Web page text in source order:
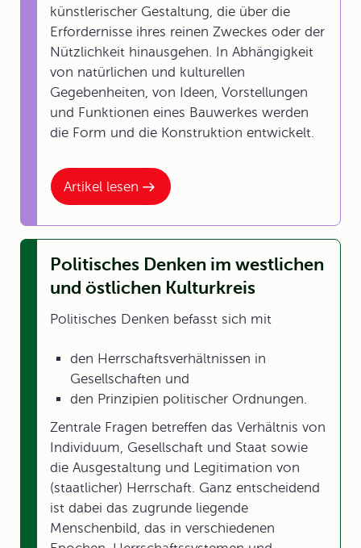
Artikel lesen
künstlerischer Gestaltung, die über die
Erfordernisse ihres reinen Zweckes oder der
Nützlichkeit hinausgehen. In Abhängigkeit
von natürlichen und kulturellen
Gegebenheiten, von Ideen, Vorstellungen
und Funktionen eines Bauwerkes werden
die Form und die Konstruktion entwickelt.
Politisches Denken im westlichen
und östlichen Kulturkreis
Politisches Denken befasst sich mit
den Herrschaftsverhältnissen in
Gesellschaften und
den Prinzipien politischer Ordnungen.
Zentrale Fragen betreffen das Verhältnis von
Individuum, Gesellschaft und Staat sowie
die Ausgestaltung und Legitimation von
(staatlicher) Herrschaft. Ganz entscheidend
ist dabei das zugrunde liegende
Menschenbild, das in verschiedenen